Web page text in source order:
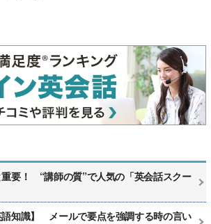
重要！ “講師の質”で人気の「英会話スクー
語知識】 メールで要点を強調する時の言い